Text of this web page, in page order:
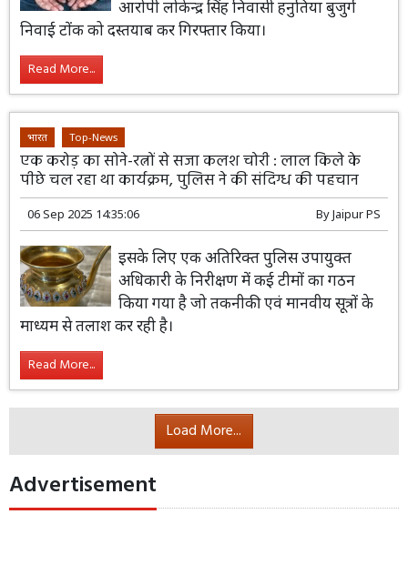
आरोपी लोकेन्द्र सिंह निवासी हनुतिया बुजुर्ग
निवाई टोंक को दस्तयाब कर गिरफ्तार किया।
Read More...
भारत Top-News
एक करोड़ का सोने-रत्नों से सजा कलश चोरी : लाल किले के
पीछे चल रहा था कार्यक्रम, पुलिस ने की संदिग्ध की पहचान
06 Sep 2025 14:35:06 ByJaipur PS
इसके लिए एक अतिरिक्त पुलिस उपायुक्त
अधिकारी के निरीक्षण में कई टीमों का गठन
किया गया है जो तकनीकी एवं मानवीय सूत्रों के
माध्यम से तलाश कर रही है।
Read More...
Load More...
Advertisement